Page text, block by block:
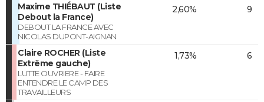
Maxime THIÉBAUT (Liste
Debout la France)
DEBOUT LA FRANCE AVEC
NICOLAS DUPONT-AIGNAN
2,60% 9
Claire ROCHER (Liste
Extrême gauche)
LUTTE OUVRIERE - FAIRE
ENTENDRE LE CAMP DES
TRAVAILLEURS
1,73% 6